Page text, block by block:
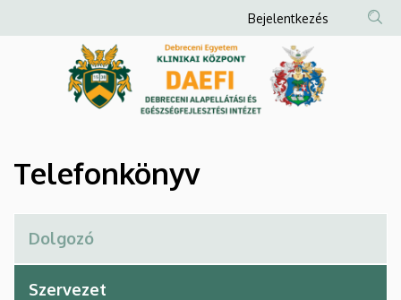
Debreceni
és
Egészségfejlesztési
Intézet
a
Anonim
Felhasználói
fiók
menüje
Bejelentkezés
Telefonkönyv